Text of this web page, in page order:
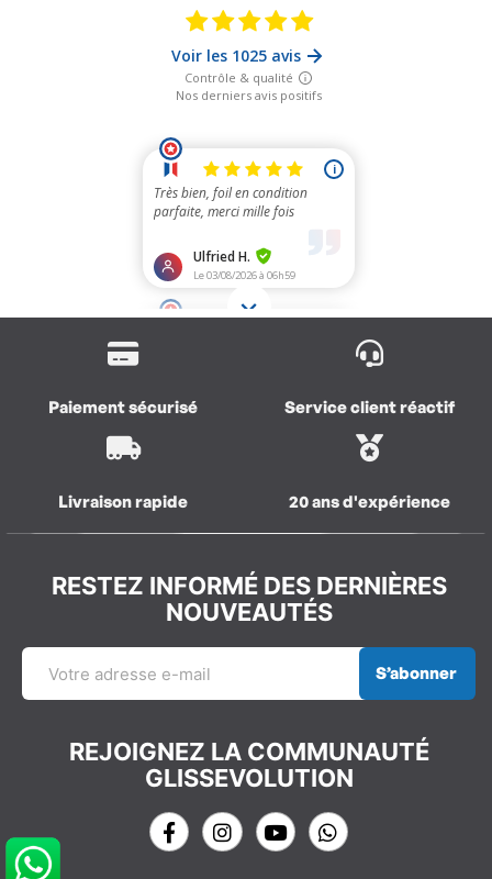
Paiement sécurisé Service client réactif
Livraison rapide 20 ans d'expérience
RESTEZ INFORMÉ DES DERNIÈRES
NOUVEAUTÉS
S’abonner
REJOIGNEZ LA COMMUNAUTÉ
GLISSEVOLUTION